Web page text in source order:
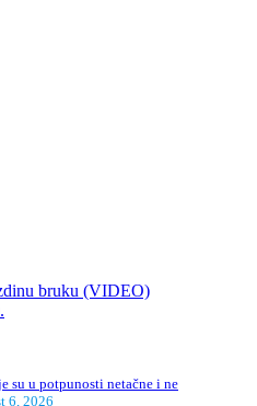
bruku (VIDEO)
su u potpunosti netačne i ne
6, 2026